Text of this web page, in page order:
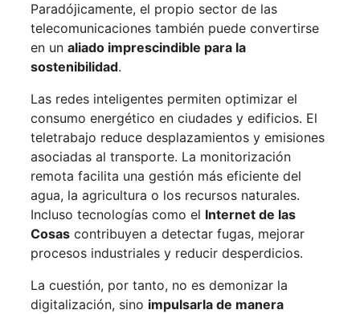
Paradójicamente, el propio sector de las
telecomunicaciones también puede convertirse
en un aliado imprescindible para la
sostenibilidad.
Las redes inteligentes permiten optimizar el
consumo energético en ciudades y edificios. El
teletrabajo reduce desplazamientos y emisiones
asociadas al transporte. La monitorización
remota facilita una gestión más eficiente del
agua, la agricultura o los recursos naturales.
Incluso tecnologías como el Internet de las
Cosas contribuyen a detectar fugas, mejorar
procesos industriales y reducir desperdicios.
La cuestión, por tanto, no es demonizar la
digitalización, sino impulsarla de manera